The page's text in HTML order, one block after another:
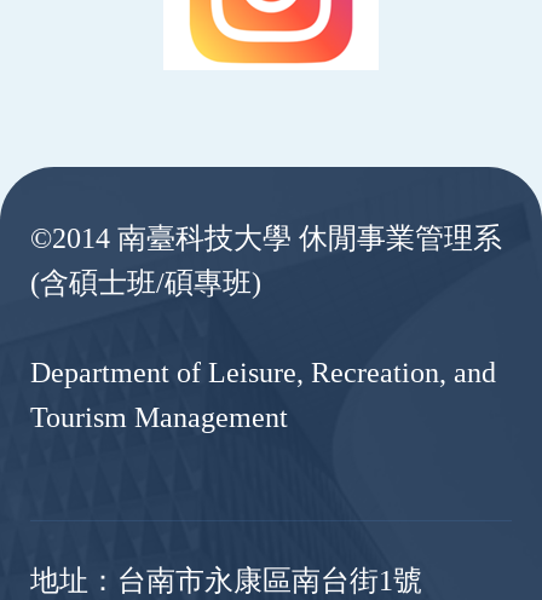
©2014 南臺科技大學 休閒事業管理系
(含碩士班/碩專班)
Department of Leisure, Recreation, and
Tourism Management
地址：台南市永康區南台街1號